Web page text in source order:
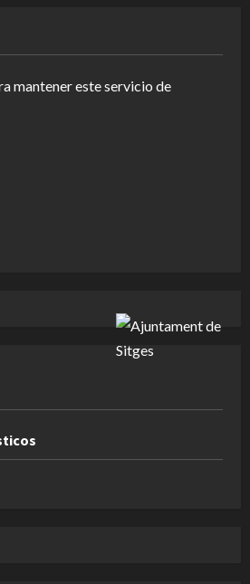
mantener este servicio de